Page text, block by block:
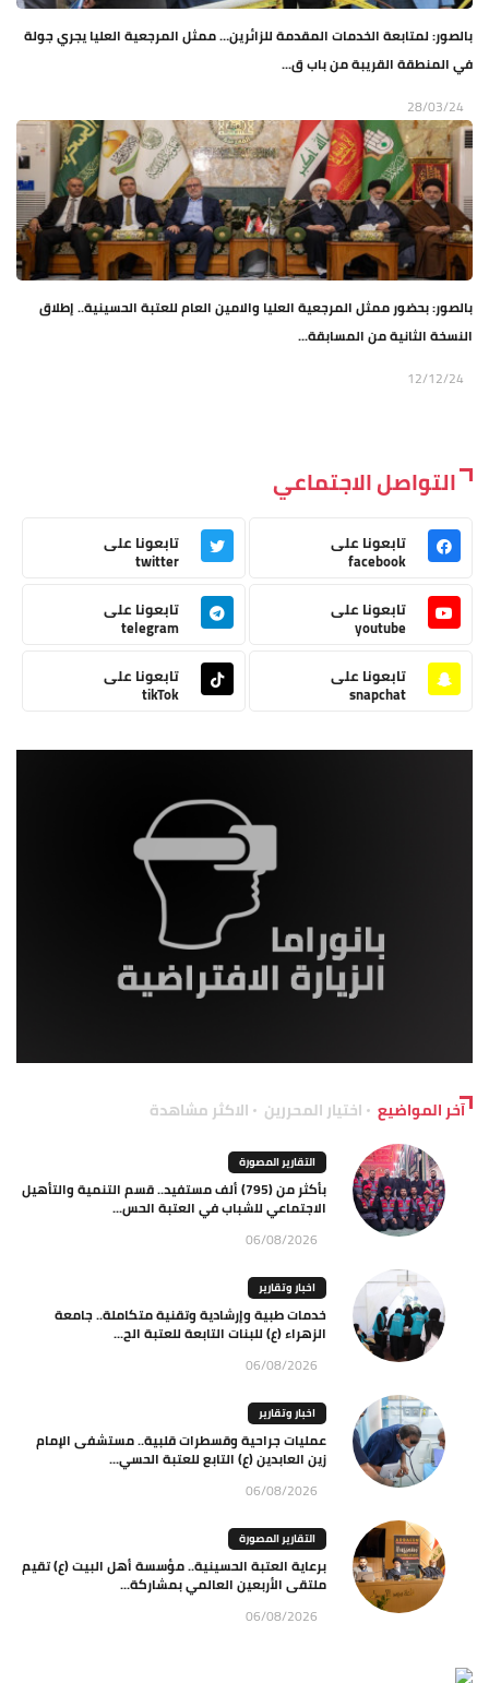
بالصور: لمتابعة الخدمات المقدمة للزائرين… ممثل المرجعية العليا يجري جولة
في المنطقة القريبة من باب ق...
28/03/24
بالصور: بحضور ممثل المرجعية العليا والامين العام للعتبة الحسينية.. إطلاق
النسخة الثانية من المسابقة...
12/12/24
التواصل الاجتماعي
تابعونا على
facebook
تابعونا على
twitter
تابعونا على
youtube
تابعونا على
telegram
تابعونا على
snapchat
تابعونا على
tikTok
آخر المواضيع اختيار المحررين الاكثر مشاهدة
التقارير المصورة
بأكثر من (795) ألف مستفيد.. قسم التنمية والتأهيل
الاجتماعي للشباب في العتبة الحس...
06/08/2026
اخبار وتقارير
خدمات طبية وإرشادية وتقنية متكاملة.. جامعة
الزهراء (ع) للبنات التابعة للعتبة الح...
06/08/2026
اخبار وتقارير
عمليات جراحية وقسطرات قلبية.. مستشفى الإمام
زين العابدين (ع) التابع للعتبة الحسي...
06/08/2026
التقارير المصورة
برعاية العتبة الحسينية.. مؤسسة أهل البيت (ع) تقيم
ملتقى الأربعين العالمي بمشاركة...
06/08/2026